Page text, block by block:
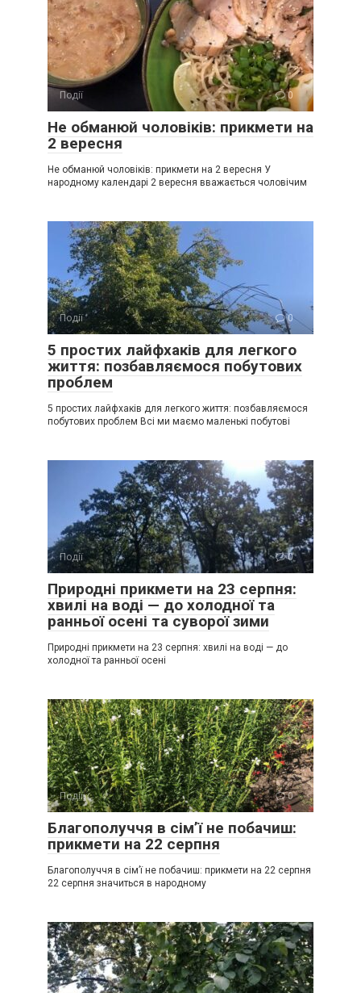
Події 0
Не обманюй чоловіків: прикмети на
2 вересня
Не обманюй чоловіків: прикмети на 2 вересня У
народному календарі 2 вересня вважається чоловічим
Події 0
5 простих лайфхаків для легкого
життя: позбавляємося побутових
проблем
5 простих лайфхаків для легкого життя: позбавляємося
побутових проблем Всі ми маємо маленькі побутові
Події 0
Природні прикмети на 23 серпня:
хвилі на воді — до холодної та
ранньої осені та суворої зими
Природні прикмети на 23 серпня: хвилі на воді — до
холодної та ранньої осені
Події 0
Благополуччя в сім’ї не побачиш:
прикмети на 22 серпня
Благополуччя в сім’ї не побачиш: прикмети на 22 серпня
22 серпня значиться в народному